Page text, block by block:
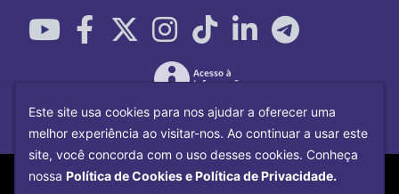
Copyright©2026Universidade Federal
Este site usa cookies para nos ajudar a oferecer uma
melhor experiência ao visitar-nos. Ao continuar a usar este
site, você concorda com o uso desses cookies. Conheça
nossa Política de Cookies e Política de Privacidade.